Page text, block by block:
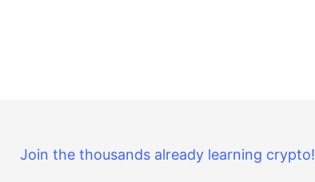
Join the thousands already learning crypto!